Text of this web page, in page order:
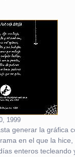
1999
generar la
en el que la hice,
enteros